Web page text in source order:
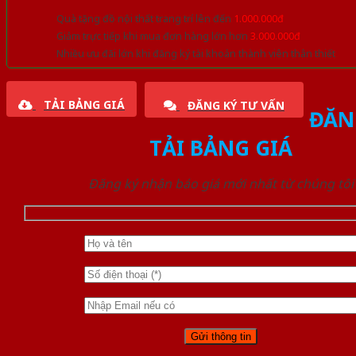
Quà tặng đồ nội thất trang trí lên đến 1.000.000đ
Giảm trực tiếp khi mua đơn hàng lớn hơn 3.000.000đ
Nhiều ưu đãi lớn khi đăng ký tài khoản thành viên thân thiết
TẢI BẢNG GIÁ ĐĂNG KÝ TƯ VẤN
TẢI BẢNG GIÁ
Đăng ký nhận báo giá mới nhất từ chúng tôi